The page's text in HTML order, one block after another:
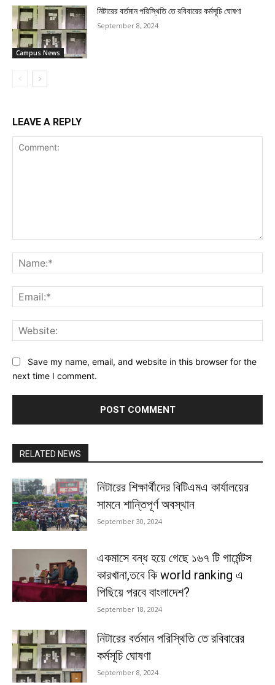
Campus News
নিটারের বর্তমান পরিস্থিতি তে রবিবারের কর্মসূচি ঘোষণা
September 8, 2024
LEAVE A REPLY
Save my name, email, and website in this browser for the
next time I comment.
RELATED NEWS
নিটারের শিক্ষার্থীদের বিটিএমএ কার্যালয়ের
সামনে শান্তিপূর্ণ অবস্থান
September 30, 2024
একমাসে বন্ধ হয়ে গেছে ১৬৭ টি গার্মেন্টস
কারখানা,তবে কি world ranking এ
পিছিয়ে পরবে বাংলাদেশ?
September 18, 2024
নিটারের বর্তমান পরিস্থিতি তে রবিবারের
কর্মসূচি ঘোষণা
September 8, 2024